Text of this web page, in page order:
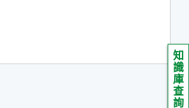
知
識
庫
查
詢